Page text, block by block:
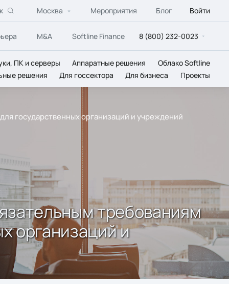
Москва Мероприятия Блог Войти
M&A Softline Finance 8 (800) 232-0023
ПК и серверы Аппаратные решения
Облако Softline
решения Для госсектора Для бизнеса Проекты
государственных организаций и учреждений
требованиям
организаций и